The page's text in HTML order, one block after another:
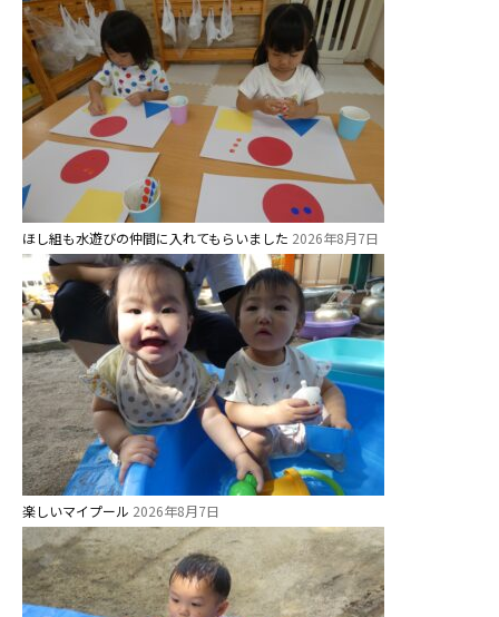
ほし組も水遊びの仲間に入れてもらいました 2026年8月7日
楽しいマイプール 2026年8月7日
美⽊多チコスについて
美⽊多チコスブログ
未就園児クラス
0歳親子登園［マカロンクラス ]
1歳・2歳親子登園［マリポサクラ
ス ]
2歳児ひとり登園［ゆず組 ]
グループ施設・
関係先リンク
学校法⼈鴨⾕学園 鳳幼稚園
学校法⼈諏訪森学園 諏訪森幼稚
園
⼤阪府私⽴幼稚園連盟
社会福祉法人野田福祉会